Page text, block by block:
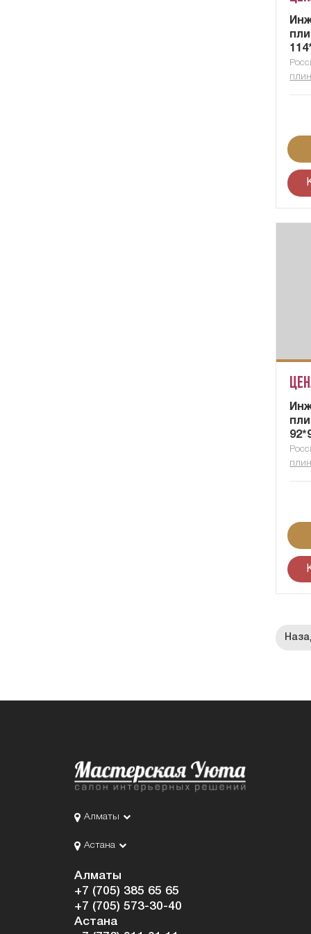
Алматы
Астана
Алматы
+7 (705) 385 65 65
+7 (705) 573-30-40
Астана